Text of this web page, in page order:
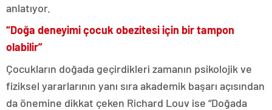
anlatıyor.
“Doğa deneyimi çocuk obezitesi için bir tampon
olabilir”
Çocukların doğada geçirdikleri zamanın psikolojik ve
fiziksel yararlarının yanı sıra akademik başarı açısından
da önemine dikkat çeken Richard Louv ise “Doğada